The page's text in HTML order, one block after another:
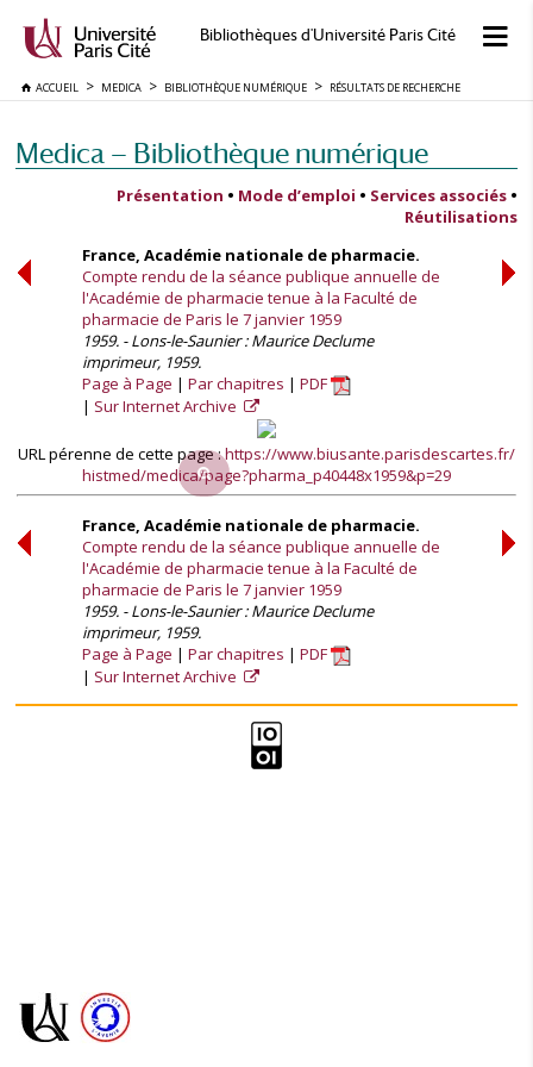
Bibliothèques d'Université Paris Cité
ACCUEIL MEDICA BIBLIOTHÈQUE NUMÉRIQUE RÉSULTATS DE RECHERCHE
Medica — Bibliothèque numérique
Présentation • Mode d’emploi • Services associés •
Réutilisations
France, Académie nationale de pharmacie.
Compte rendu de la séance publique annuelle de
l'Académie de pharmacie tenue à la Faculté de
pharmacie de Paris le 7 janvier 1959
1959. - Lons-le-Saunier : Maurice Declume
imprimeur, 1959.
Page à Page
Par chapitres
PDF
Sur Internet Archive
URL pérenne de cette page :https://www.biusante.parisdescartes.fr/
histmed/medica/page?pharma_p40448x1959&p=29
France, Académie nationale de pharmacie.
Compte rendu de la séance publique annuelle de
l'Académie de pharmacie tenue à la Faculté de
pharmacie de Paris le 7 janvier 1959
1959. - Lons-le-Saunier : Maurice Declume
imprimeur, 1959.
Page à Page
Par chapitres
PDF
Sur Internet Archive